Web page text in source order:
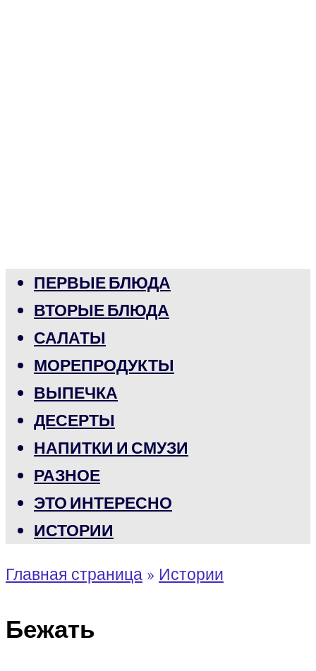
ПЕРВЫЕ БЛЮДА
ВТОРЫЕ БЛЮДА
САЛАТЫ
МОРЕПРОДУКТЫ
ВЫПЕЧКА
ДЕСЕРТЫ
НАПИТКИ И СМУЗИ
РАЗНОЕ
ЭТО ИНТЕРЕСНО
ИСТОРИИ
Главная страница » Истории
Бежать